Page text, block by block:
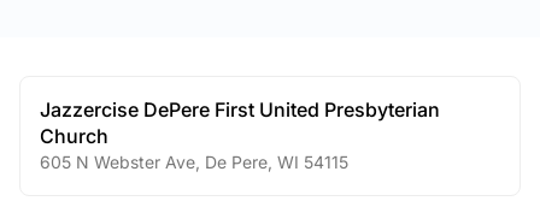
Jazzercise DePere First United Presbyterian
Church
605 N Webster Ave De Pere WI 54115